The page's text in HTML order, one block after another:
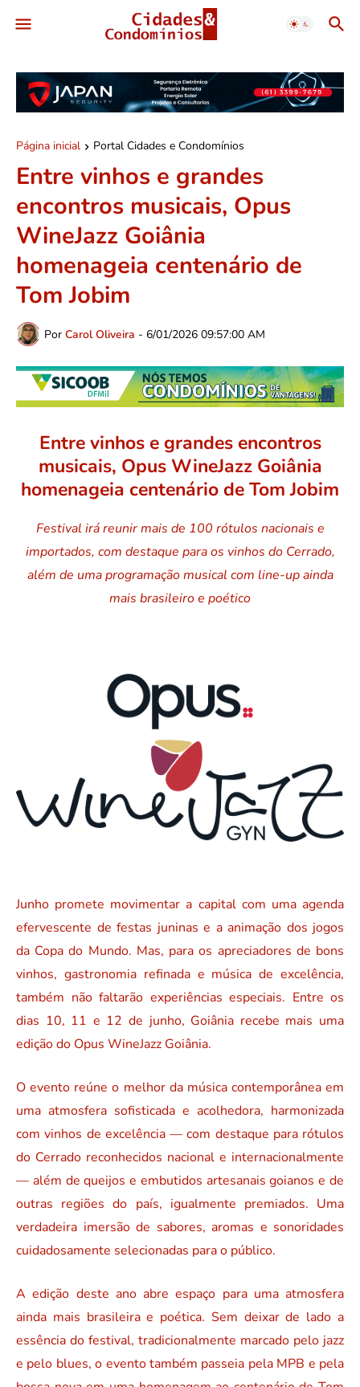
Página inicial Portal Cidades e Condomínios
Entre vinhos e grandes
encontros musicais, Opus
WineJazz Goiânia
homenageia centenário de
Tom Jobim
Por Carol Oliveira - 6/01/2026 09:57:00 AM
Entre vinhos e grandes encontros
musicais, Opus WineJazz Goiânia
homenageia centenário de Tom Jobim
Festival irá reunir mais de 100 rótulos nacionais e
importados, com destaque para os vinhos do Cerrado,
além de uma programação musical com line-up ainda
mais brasileiro e poético
Junho promete movimentar a capital com uma agenda
efervescente de festas juninas e a animação dos jogos
da Copa do Mundo. Mas, para os apreciadores de bons
vinhos, gastronomia refinada e música de excelência,
também não faltarão experiências especiais. Entre os
dias 10, 11 e 12 de junho, Goiânia recebe mais uma
edição do Opus WineJazz Goiânia.
O evento reúne o melhor da música contemporânea em
uma atmosfera sofisticada e acolhedora, harmonizada
com vinhos de excelência — com destaque para rótulos
do Cerrado reconhecidos nacional e internacionalmente
— além de queijos e embutidos artesanais goianos e de
outras regiões do país, igualmente premiados. Uma
verdadeira imersão de sabores, aromas e sonoridades
cuidadosamente selecionadas para o público.
A edição deste ano abre espaço para uma atmosfera
ainda mais brasileira e poética. Sem deixar de lado a
essência do festival, tradicionalmente marcado pelo jazz
e pelo blues, o evento também passeia pela MPB e pela